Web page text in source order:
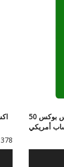
مايكروسوفت , بطاقة الألعاب اكس بوكس 50
أمريكي
378 QAR